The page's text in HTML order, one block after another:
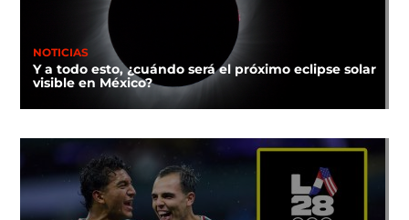
NOTICIAS
Y a todo esto, ¿cuándo será el próximo eclipse solar
visible en México?